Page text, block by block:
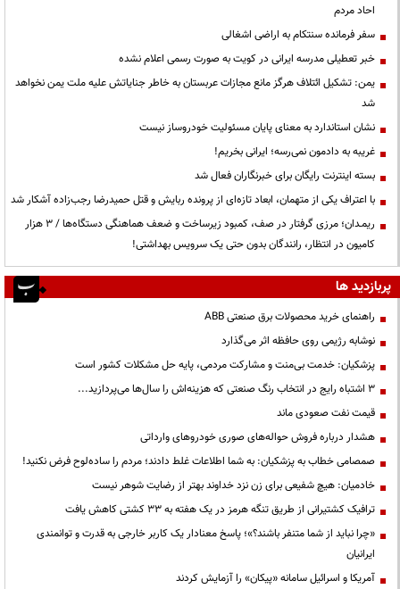
احاد مردم
سفر فرمانده سنتکام به اراضی اشغالی
خبر تعطیلی مدرسه ایرانی در کویت به صورت رسمی اعلام نشده
یمن: تشکیل ائتلاف هرگز مانع مجازات عربستان به خاطر جنایاتش علیه ملت یمن نخواهد
شد
نشان استاندارد به معنای پایان مسئولیت خودروساز نیست
غریبه به دادمون نمی‌رسه؛ ایرانی بخریم!
بسته اینترنت رایگان برای خبرنگاران فعال شد
با اعتراف یکی از متهمان، ابعاد تازه‌ای از پرونده ربایش و قتل حمیدرضا رجب‌زاده آشکار شد
ریمـدان؛ مرزی گرفتار در صف، کمبود زیرساخت و ضعف هماهنگی دستگاه‌ها / ۳ هزار
کامیون در انتظار، رانندگان بدون حتی یک سرویس بهداشتی!
پربازدید ها
راهنمای خرید محصولات برق صنعتی ABB
نوشابه رژیمی روی حافظه اثر می‌گذارد
پزشکیان: خدمت بی‌منت و مشارکت مردمی، پایه حل مشکلات کشور است
3 اشتباه رایج در انتخاب رنگ صنعتی که هزینه‌اش را سال‌ها می‌پردازید...
قیمت نفت صعودی ماند
هشدار درباره فروش حواله‌های صوری خودروهای وارداتی
صمصامی خطاب به پزشکیان: به شما اطلاعات غلط دادند؛ مردم را ساده‌لوح فرض نکنید!
خادمیان: هیچ شفیعی برای زن نزد خداوند بهتر از رضایت شوهر نیست
ترافیک کشتیرانی از طریق تنگه هرمز در یک هفته به ۳۳ کشتی کاهش یافت
«چرا نباید از شما متنفر باشند؟»؛ پاسخ معنادار یک کاربر خارجی به قدرت و توانمندی
ایرانیان
آمریکا و اسرائیل سامانه «پیکان» را آزمایش کردند